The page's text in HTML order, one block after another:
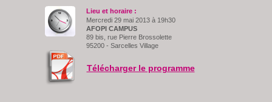
Lieu et horaire :
Mercredi 29 mai 2013 à 19h30
AFOPI CAMPUS
89 bis, rue Pierre Brossolette
95200 - Sarcelles Village
Télécharger le programme